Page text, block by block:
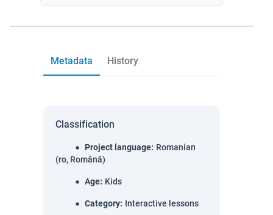
Metadata History
Classification
Project language: Romanian
(ro, Română)
Age: Kids
Category: Interactive lessons